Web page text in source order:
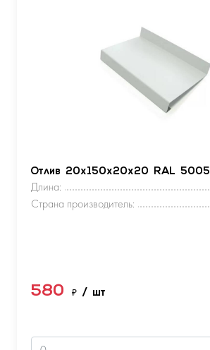
Отлив 20х150х20х20 RAL 5005
Длина:
Страна производитель:
580 ₽ / шт